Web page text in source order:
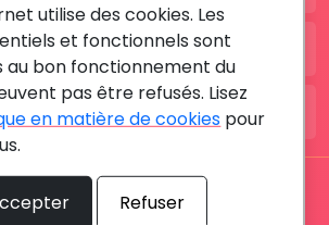
réservés © 2026 RDV MÉDICAL By
utilise des cookies. Les
et fonctionnels sont
au bon fonctionnement du
pas être refusés. Lisez
en matière de cookies pour
Refuser